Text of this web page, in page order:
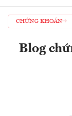
CHỨNG KHOÁN
Blog